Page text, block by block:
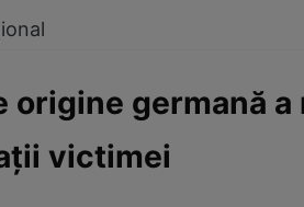
origine germană
victimei